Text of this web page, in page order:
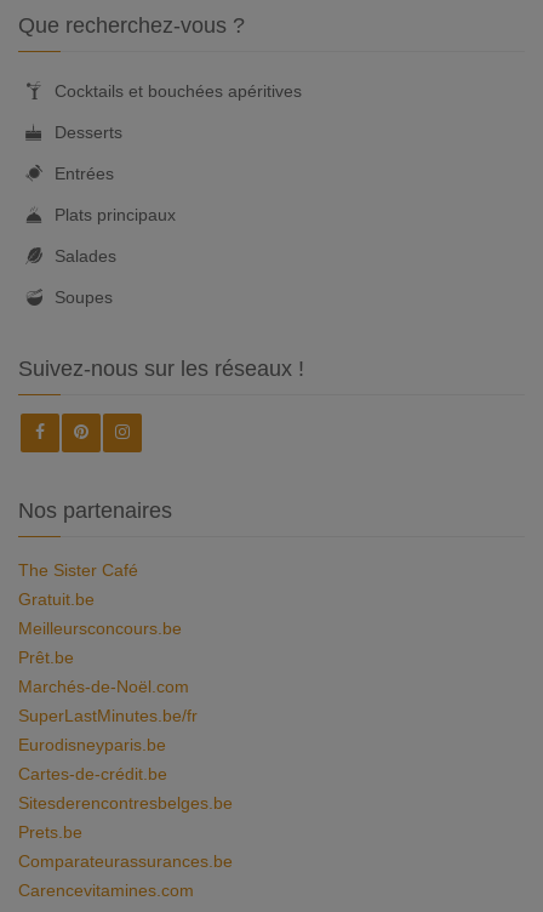
Que recherchez-vous ?
Cocktails et bouchées apéritives
Desserts
Entrées
Plats principaux
Salades
Soupes
Suivez-nous sur les réseaux !
Nos partenaires
The Sister Café
Gratuit.be
Meilleursconcours.be
Prêt.be
Marchés-de-Noël.com
SuperLastMinutes.be/fr
Eurodisneyparis.be
Cartes-de-crédit.be
Sitesderencontresbelges.be
Prets.be
Comparateurassurances.be
Carencevitamines.com